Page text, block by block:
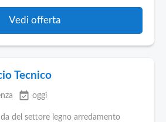
Vedi offerta
Tecnico
event_available oggi
del settore legno arredamento